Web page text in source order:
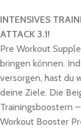
INTENSIVES
ATTACK 3.1!
Pre Workout
bringen können.
versorgen, hast du
deine Ziele. Die
Trainingsboostern
Workout Booster